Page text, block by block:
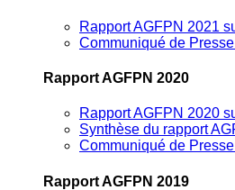
Rapport AGFPN 2021
Communiqué de
Rapport AGFPN 2020
Rapport AGFPN 2020
Synthèse du rapport
Communiqué de
Rapport AGFPN 2019